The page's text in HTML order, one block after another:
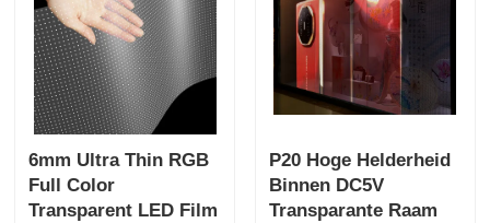
6mm Ultra Thin RGB
Full Color
Transparent LED Film
P20 Hoge Helderheid
Binnen DC5V
Transparante Raam